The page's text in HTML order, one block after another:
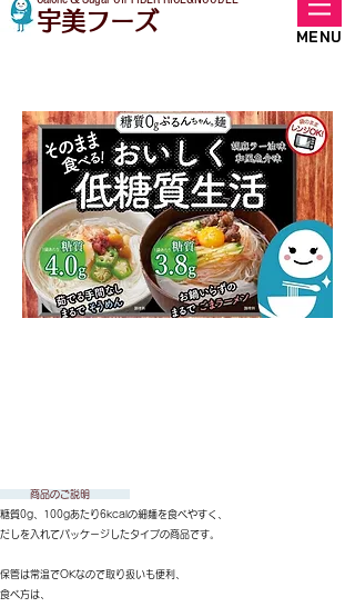
宇美フーズ
MENU
商品のご説明
糖質0g、100gあたり6kcalの細麺を食べやすく、
だしを入れてパッケージしたタイプの商品です。
保管は常温でOKなので取り扱いも便利、
食べ方は、